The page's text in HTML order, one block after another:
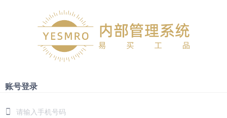
账号登录